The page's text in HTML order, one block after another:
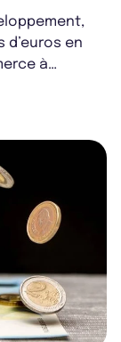
en
à